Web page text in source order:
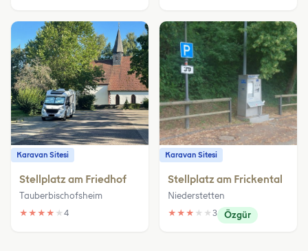
Karavan Sitesi
Stellplatz am Friedhof
Tauberbischofsheim
★ ★ ★ ★ ★ 4
Karavan Sitesi
Stellplatz am Frickental
Niederstetten
★ ★ ★ ★ ★ 3 Özgür